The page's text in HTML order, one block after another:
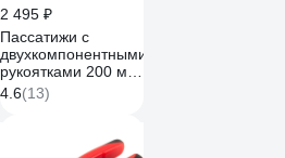
2 495 ₽
Пассатижи с
двухкомпонентными
рукоятками 200 мм
Jonnesway P0818
49397
4.6(13)